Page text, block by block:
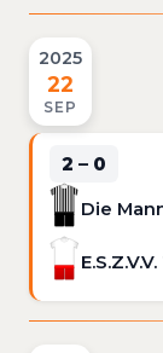
2025
22
SEP
2 – 0
Die